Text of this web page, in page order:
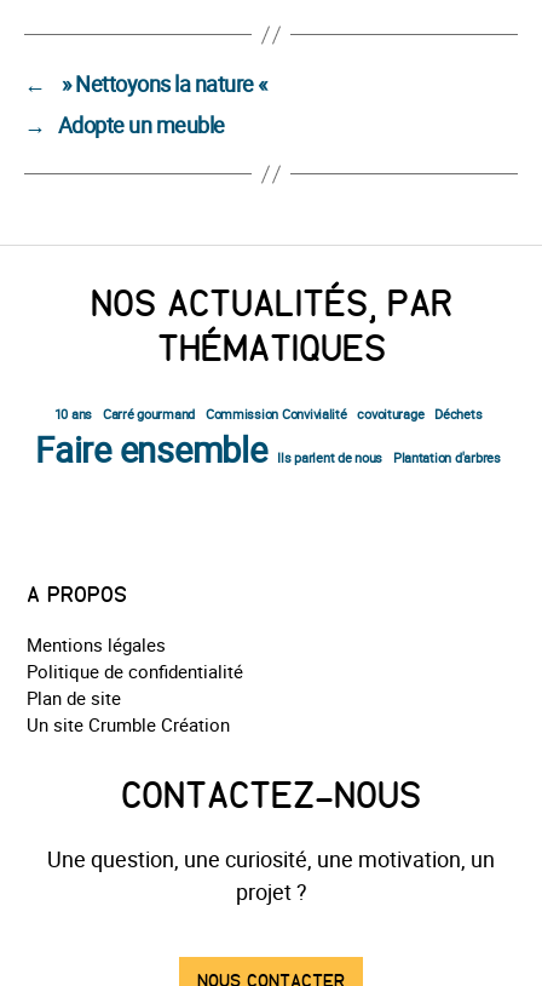
←
» Nettoyons la nature «
→ Adopte un meuble
NOS ACTUALITÉS, PAR
THÉMATIQUES
10 ans Carré gourmand Commission Convivialité covoiturage Déchets
Faire ensemble Ils parlent de nous Plantation d'arbres
A PROPOS
Mentions légales
Politique de confidentialité
Plan de site
Un site Crumble Création
CONTACTEZ-NOUS
Une question, une curiosité, une motivation, un
projet ?